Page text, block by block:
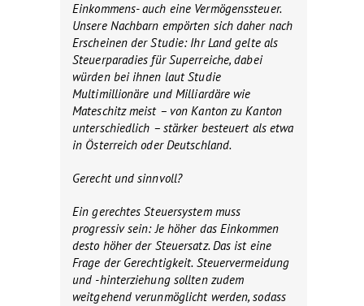
Einkommens- auch eine Vermögenssteuer.
Unsere Nachbarn empörten sich daher nach
Erscheinen der Studie: Ihr Land gelte als
Steuerparadies für Superreiche, dabei
würden bei ihnen laut Studie
Multimillionäre und Milliardäre wie
Mateschitz meist – von Kanton zu Kanton
unterschiedlich – stärker besteuert als etwa
in Österreich oder Deutschland.
Gerecht und sinnvoll?
Ein gerechtes Steuersystem muss
progressiv sein: Je höher das Einkommen
desto höher der Steuersatz. Das ist eine
Frage der Gerechtigkeit. Steuervermeidung
und -hinterziehung sollten zudem
weitgehend verunmöglicht werden, sodass